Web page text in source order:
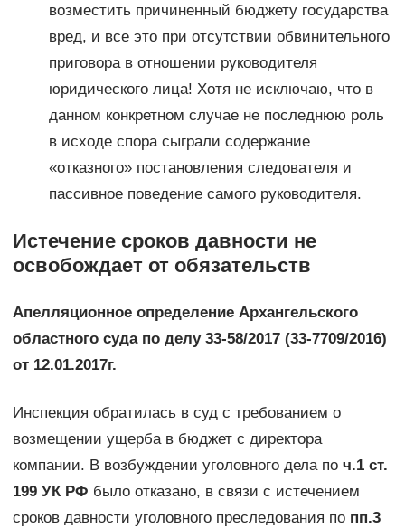
возместить причиненный бюджету государства
вред, и все это при отсутствии обвинительного
приговора в отношении руководителя
юридического лица! Хотя не исключаю, что в
данном конкретном случае не последнюю роль
в исходе спора сыграли содержание
«отказного» постановления следователя и
пассивное поведение самого руководителя.
Истечение сроков давности не
освобождает от обязательств
Апелляционное определение Архангельского
областного суда по делу 33-58/2017 (33-7709/2016)
от 12.01.2017г.
Инспекция обратилась в суд с требованием о
возмещении ущерба в бюджет с директора
компании. В возбуждении уголовного дела по ч.1 ст.
199 УК РФ было отказано, в связи с истечением
сроков давности уголовного преследования по пп.3